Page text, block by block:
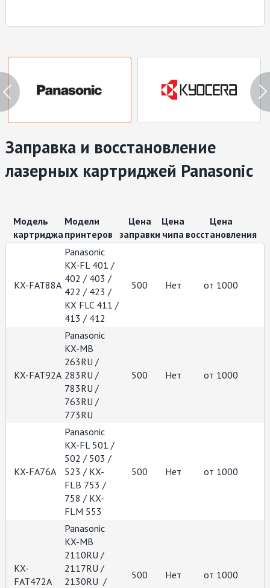
Ремонт моноблоков
Восстановление данных
Заправка и восстановление
лазерныхкартриджей Panasonic
Модель
картриджа
Модели
принтеров
Цена
заправки
Цена
чипа
Цена
восстановления
KX-FAT88A
Panasonic
KX-FL 401 /
402 / 403 /
422 / 423 /
KX FLC 411 /
413 / 412
500 Нет от 1000
KX-FAT92A
Panasonic
KX-MB
263RU /
283RU /
783RU /
763RU /
773RU
500 Нет от 1000
KX-FA76A
Panasonic
KX-FL 501 /
502 / 503 /
523 / KX-
FLB 753 /
758 / KX-
FLM 553
500 Нет от 1000
KX-
FAT472A
Panasonic
KX-MB
2110RU /
2117RU /
2130RU /
500 Нет от 1000